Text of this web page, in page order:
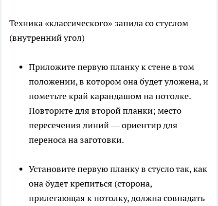
Техника «классического» запила со стуслом
(внутренний угол)
Приложите первую планку к стене в том
положении, в котором она будет уложена, и
пометьте край карандашом на потолке.
Повторите для второй планки; место
пересечения линий — ориентир для
переноса на заготовки.
Установите первую планку в стусло так, как
она будет крепиться (сторона,
прилегающая к потолку, должна совпадать